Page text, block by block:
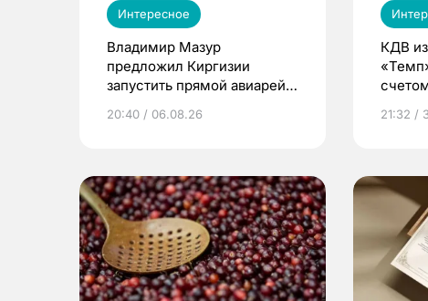
Интересное
Владимир Мазур
предложил Киргизии
запустить прямой авиарейс
20:40 / 06.08.26
КДВ
21:32 /